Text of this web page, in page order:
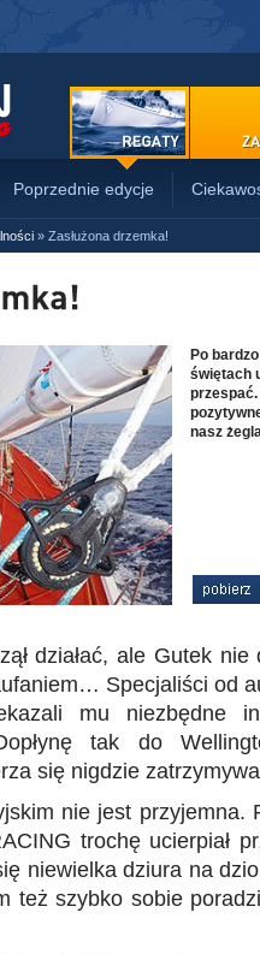
Poprzednie edycje
» Zasłużona drzemka!
Po
świętach
przespać.
nasz
działać, ale Gutek
Specjaliści od
mu niezbędne
tak do
się nigdzie
nie jest przyjemna.
trochę ucierpiał
niewielka dziura na
też szybko sobie